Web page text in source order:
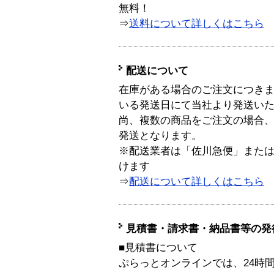
無料！
⇒送料について詳しくはこちら
配送について
在庫がある場合のご注文につき
いる発送日にて当社より発送い
尚、複数の商品をご注文の場合
発送となります。
※配送業者は「佐川急便」また
けます
⇒配送について詳しくはこちら
見積書・請求書・納品書等の
■見積書について
ぷらっとオンラインでは、24時